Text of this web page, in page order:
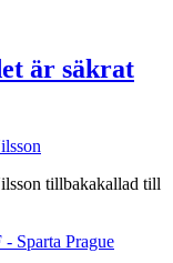
är säkrat
tillbakakallad till